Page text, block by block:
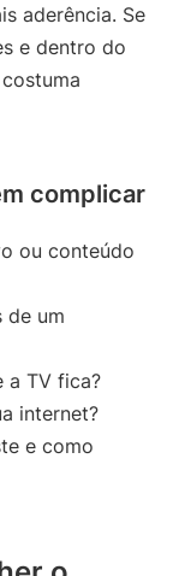
aderência. Se
e dentro do
complicar
ou conteúdo
de um
a TV fica?
internet?
e como